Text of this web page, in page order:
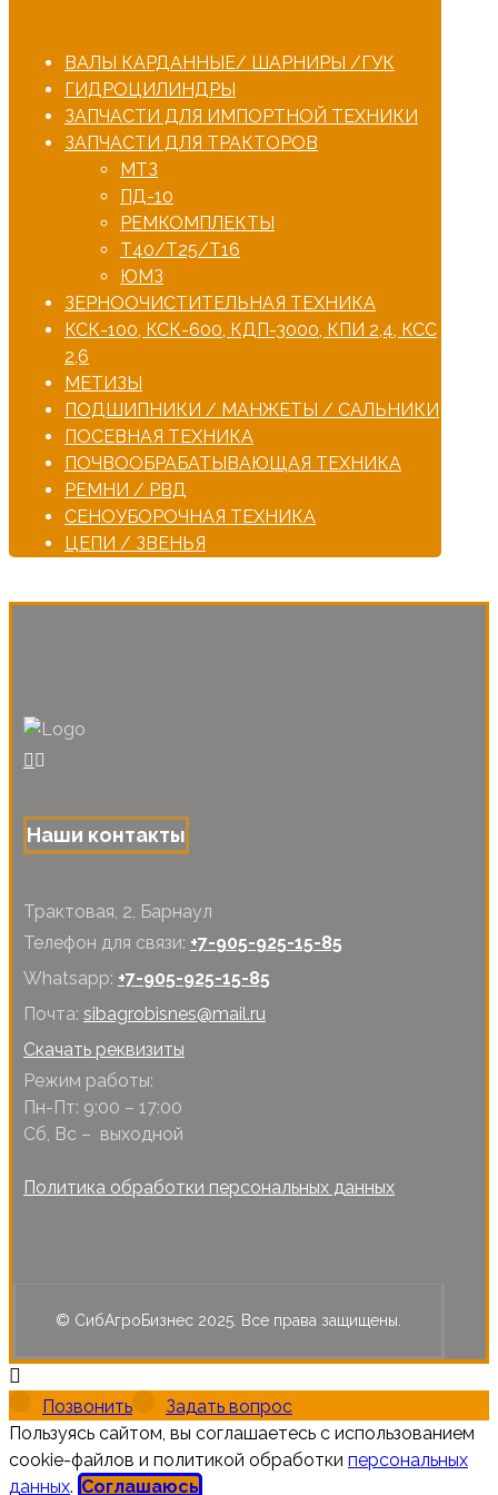
ВАЛЫ КАРДАННЫЕ/ ШАРНИРЫ /ГУК
ГИДРОЦИЛИНДРЫ
ЗАПЧАСТИ ДЛЯ ИМПОРТНОЙ ТЕХНИКИ
ЗАПЧАСТИ ДЛЯ ТРАКТОРОВ
МТЗ
ПД-10
РЕМКОМПЛЕКТЫ
Т40/Т25/Т16
ЮМЗ
ЗЕРНООЧИСТИТЕЛЬНАЯ ТЕХНИКА
КСК-100, КСК-600, КДП-3000, КПИ 2,4, КСС
2,6
МЕТИЗЫ
ПОДШИПНИКИ / МАНЖЕТЫ / САЛЬНИКИ
ПОСЕВНАЯ ТЕХНИКА
ПОЧВООБРАБАТЫВАЮЩАЯ ТЕХНИКА
РЕМНИ / РВД
СЕНОУБОРОЧНАЯ ТЕХНИКА
ЦЕПИ / ЗВЕНЬЯ
Наши контакты
Трактовая, 2, Барнаул
Телефон для связи: +7-905-925-15-85
Whatsapp: +7-905-925-15-85
Почта: sibagrobisnes@mail.ru
Скачать реквизиты
Режим работы:
Пн-Пт: 9:00 – 17:00
Сб, Вс – выходной
Политика обработки персональных данных
© СибАгроБизнес 2025. Все права защищены.
Позвонить
Задать вопрос
Пользуясь сайтом, вы соглашаетесь с использованием
cookie-файлов и политикой обработки персональных
данных. Соглашаюсь